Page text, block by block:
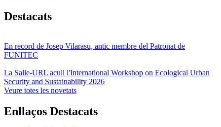
Destacats
En record de Josep Vilarasu, antic membre del Patronat de
FUNITEC
La Salle-URL acull l'International Workshop on Ecological Urban
Security and Sustainability 2026
Veure totes les novetats
Enllaços Destacats